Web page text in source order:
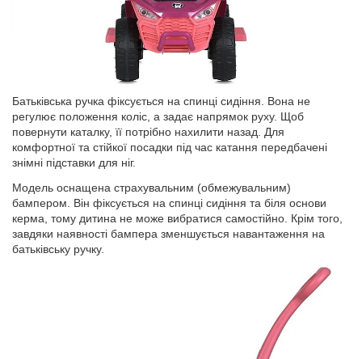
Батьківська ручка фіксується на спинці сидіння. Вона не
регулює положення коліс, а задає напрямок руху. Щоб
повернути каталку, її потрібно нахилити назад. Для
комфортної та стійкої посадки під час катання передбачені
знімні підставки для ніг.
Модель оснащена страхувальним (обмежувальним)
бампером. Він фіксується на спинці сидіння та біля основи
керма, тому дитина не може вибратися самостійно. Крім того,
завдяки наявності бампера зменшується навантаження на
батьківську ручку.